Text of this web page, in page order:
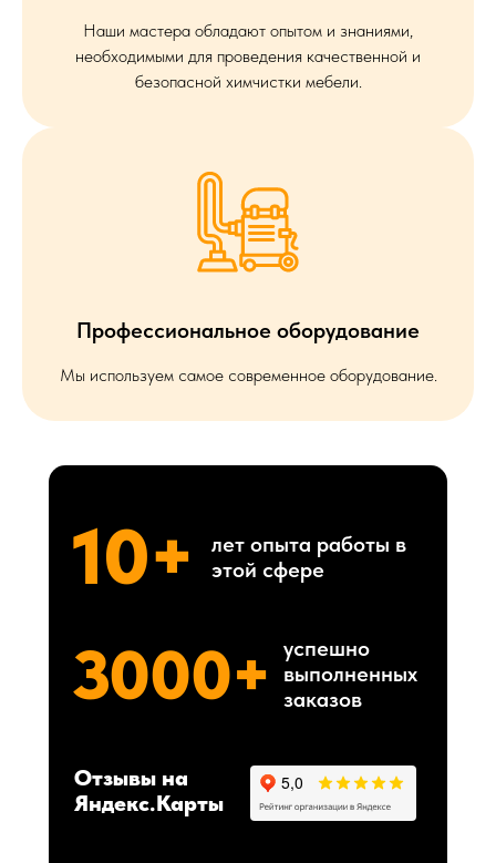
Наши мастера обладают опытом и знаниями,
необходимыми для проведения качественной и
безопасной химчистки мебели.
Профессиональное оборудование
Мы используем самое современное оборудование.
10+
лет опыта работы в
этой сфере
3000+
успешно
выполненных
заказов
Отзывы на
Яндекс.Карты